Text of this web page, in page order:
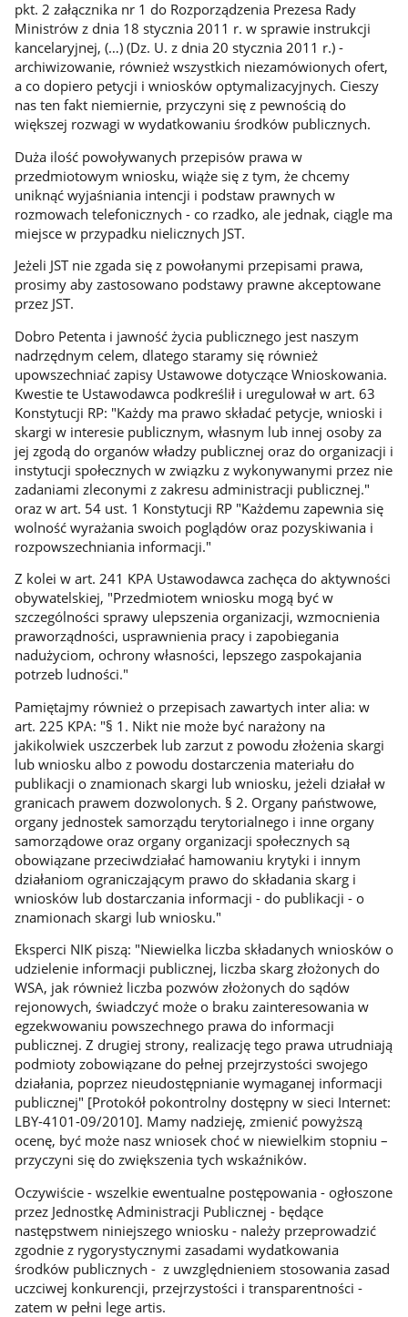
pkt. 2 załącznika nr 1 do Rozporządzenia Prezesa Rady
Ministrów z dnia 18 stycznia 2011 r. w sprawie instrukcji
kancelaryjnej, (…) (Dz. U. z dnia 20 stycznia 2011 r.) -
archiwizowanie, również wszystkich niezamówionych ofert,
a co dopiero petycji i wniosków optymalizacyjnych. Cieszy
nas ten fakt niemiernie, przyczyni się z pewnością do
większej rozwagi w wydatkowaniu środków publicznych.
Duża ilość powoływanych przepisów prawa w
przedmiotowym wniosku, wiąże się z tym, że chcemy
uniknąć wyjaśniania intencji i podstaw prawnych w
rozmowach telefonicznych - co rzadko, ale jednak, ciągle ma
miejsce w przypadku nielicznych JST.
Jeżeli JST nie zgada się z powołanymi przepisami prawa,
prosimy aby zastosowano podstawy prawne akceptowane
przez JST.
Dobro Petenta i jawność życia publicznego jest naszym
nadrzędnym celem, dlatego staramy się również
upowszechniać zapisy Ustawowe dotyczące Wnioskowania.
Kwestie te Ustawodawca podkreślił i uregulował w art. 63
Konstytucji RP: "Każdy ma prawo składać petycje, wnioski i
skargi w interesie publicznym, własnym lub innej osoby za
jej zgodą do organów władzy publicznej oraz do organizacji i
instytucji społecznych w związku z wykonywanymi przez nie
zadaniami zleconymi z zakresu administracji publicznej."
oraz w art. 54 ust. 1 Konstytucji RP "Każdemu zapewnia się
wolność wyrażania swoich poglądów oraz pozyskiwania i
rozpowszechniania informacji."
Z kolei w art. 241 KPA Ustawodawca zachęca do aktywności
obywatelskiej, "Przedmiotem wniosku mogą być w
szczególności sprawy ulepszenia organizacji, wzmocnienia
praworządności, usprawnienia pracy i zapobiegania
nadużyciom, ochrony własności, lepszego zaspokajania
potrzeb ludności."
Pamiętajmy również o przepisach zawartych inter alia: w
art. 225 KPA: "§ 1. Nikt nie może być narażony na
jakikolwiek uszczerbek lub zarzut z powodu złożenia skargi
lub wniosku albo z powodu dostarczenia materiału do
publikacji o znamionach skargi lub wniosku, jeżeli działał w
granicach prawem dozwolonych. § 2. Organy państwowe,
organy jednostek samorządu terytorialnego i inne organy
samorządowe oraz organy organizacji społecznych są
obowiązane przeciwdziałać hamowaniu krytyki i innym
działaniom ograniczającym prawo do składania skarg i
wniosków lub dostarczania informacji - do publikacji - o
znamionach skargi lub wniosku."
Eksperci NIK piszą: "Niewielka liczba składanych wniosków o
udzielenie informacji publicznej, liczba skarg złożonych do
WSA, jak również liczba pozwów złożonych do sądów
rejonowych, świadczyć może o braku zainteresowania w
egzekwowaniu powszechnego prawa do informacji
publicznej. Z drugiej strony, realizację tego prawa utrudniają
podmioty zobowiązane do pełnej przejrzystości swojego
działania, poprzez nieudostępnianie wymaganej informacji
publicznej" [Protokół pokontrolny dostępny w sieci Internet:
LBY-4101-09/2010]. Mamy nadzieję, zmienić powyższą
ocenę, być może nasz wniosek choć w niewielkim stopniu –
przyczyni się do zwiększenia tych wskaźników.
Oczywiście - wszelkie ewentualne postępowania - ogłoszone
przez Jednostkę Administracji Publicznej - będące
następstwem niniejszego wniosku - należy przeprowadzić
zgodnie z rygorystycznymi zasadami wydatkowania
środków publicznych - z uwzględnieniem stosowania zasad
uczciwej konkurencji, przejrzystości i transparentności -
zatem w pełni lege artis.